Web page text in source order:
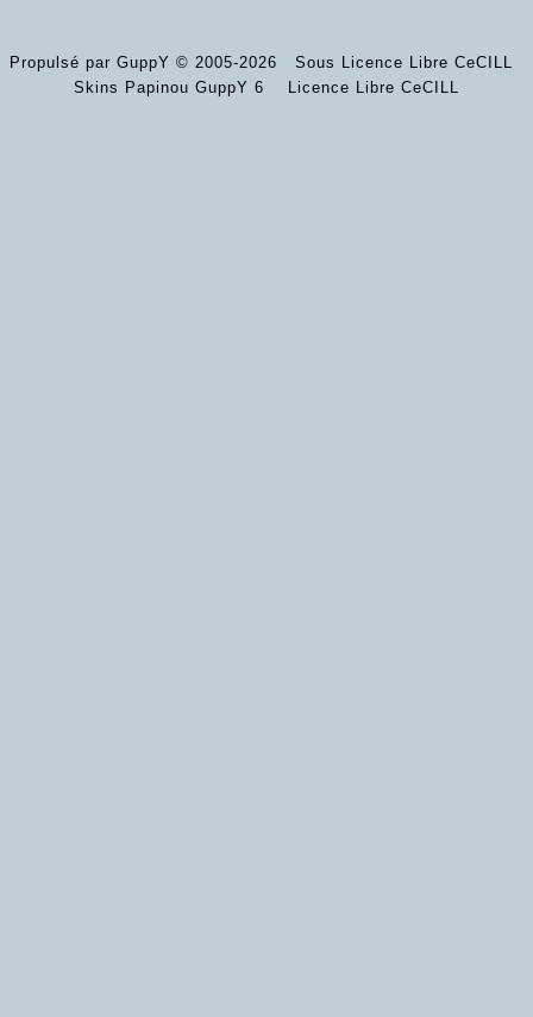
Propulsé par GuppY © 2005-2026
Sous Licence Libre CeCILL
Skins Papinou GuppY 6
Licence Libre CeCILL